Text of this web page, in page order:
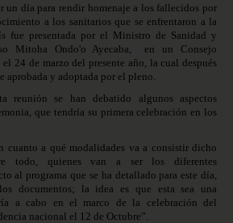
un día para rendir homenaje a los fallecidos por
a los sanitarios que se enfrentaron a la
fue presentada por el Ministro de Sanidad y
Mitoha Ondo'o Ayecaba,
en un Consejo
24 de marzo del presente año, la cual después
aprobada y adoptada por el pleno.
reunión se han debatido algunos aspectos
que tendría su primera celebración en los
cuanto a qué modalidades va a consistir dicho
todo, quienes van a ser los diferentes
al programa que se ha detallado para este día,
documentos; la idea es que esta sea una
a cabo en el marco de la celebración del
nacional el 12 de Octubre”.